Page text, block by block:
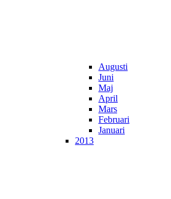
Augusti
Juni
Maj
April
Mars
Februari
Januari
2013